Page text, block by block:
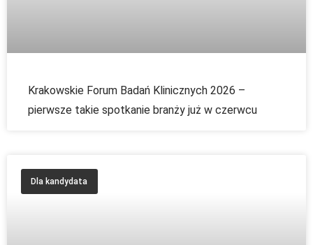
Krakowskie Forum Badań Klinicznych 2026 –
pierwsze takie spotkanie branży już w czerwcu
Dla kandydata